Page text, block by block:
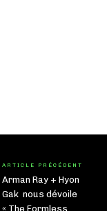
ARTICLE PRÉCÉDENT
Arman Ray + Hyon
Gak nous dévoile
« The Formless